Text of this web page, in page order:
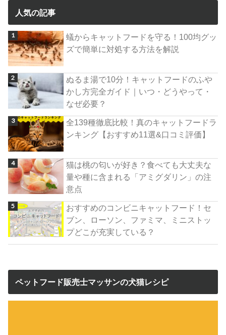
人気の記事
蟻からキャットフードを守る！100均グッ
ズで簡単に対処する方法を解説
ぬるま湯で10分！キャットフードのふや
かし方完全ガイド｜いつ・どうやって・
なぜ必要？
全139種徹底比較！真のキャットフードラ
ンキング【おすすめ11選&口コミ評価】
猫は桃の匂いが好き？食べても大丈夫な
量や種に含まれる「アミグダリン」の注
意点
おすすめのコンビニキャットフード！セ
ブン、ローソン、ファミマ、ミニストッ
プどこが充実している？
ペットフード販売士マッサンの犬猫レシピ